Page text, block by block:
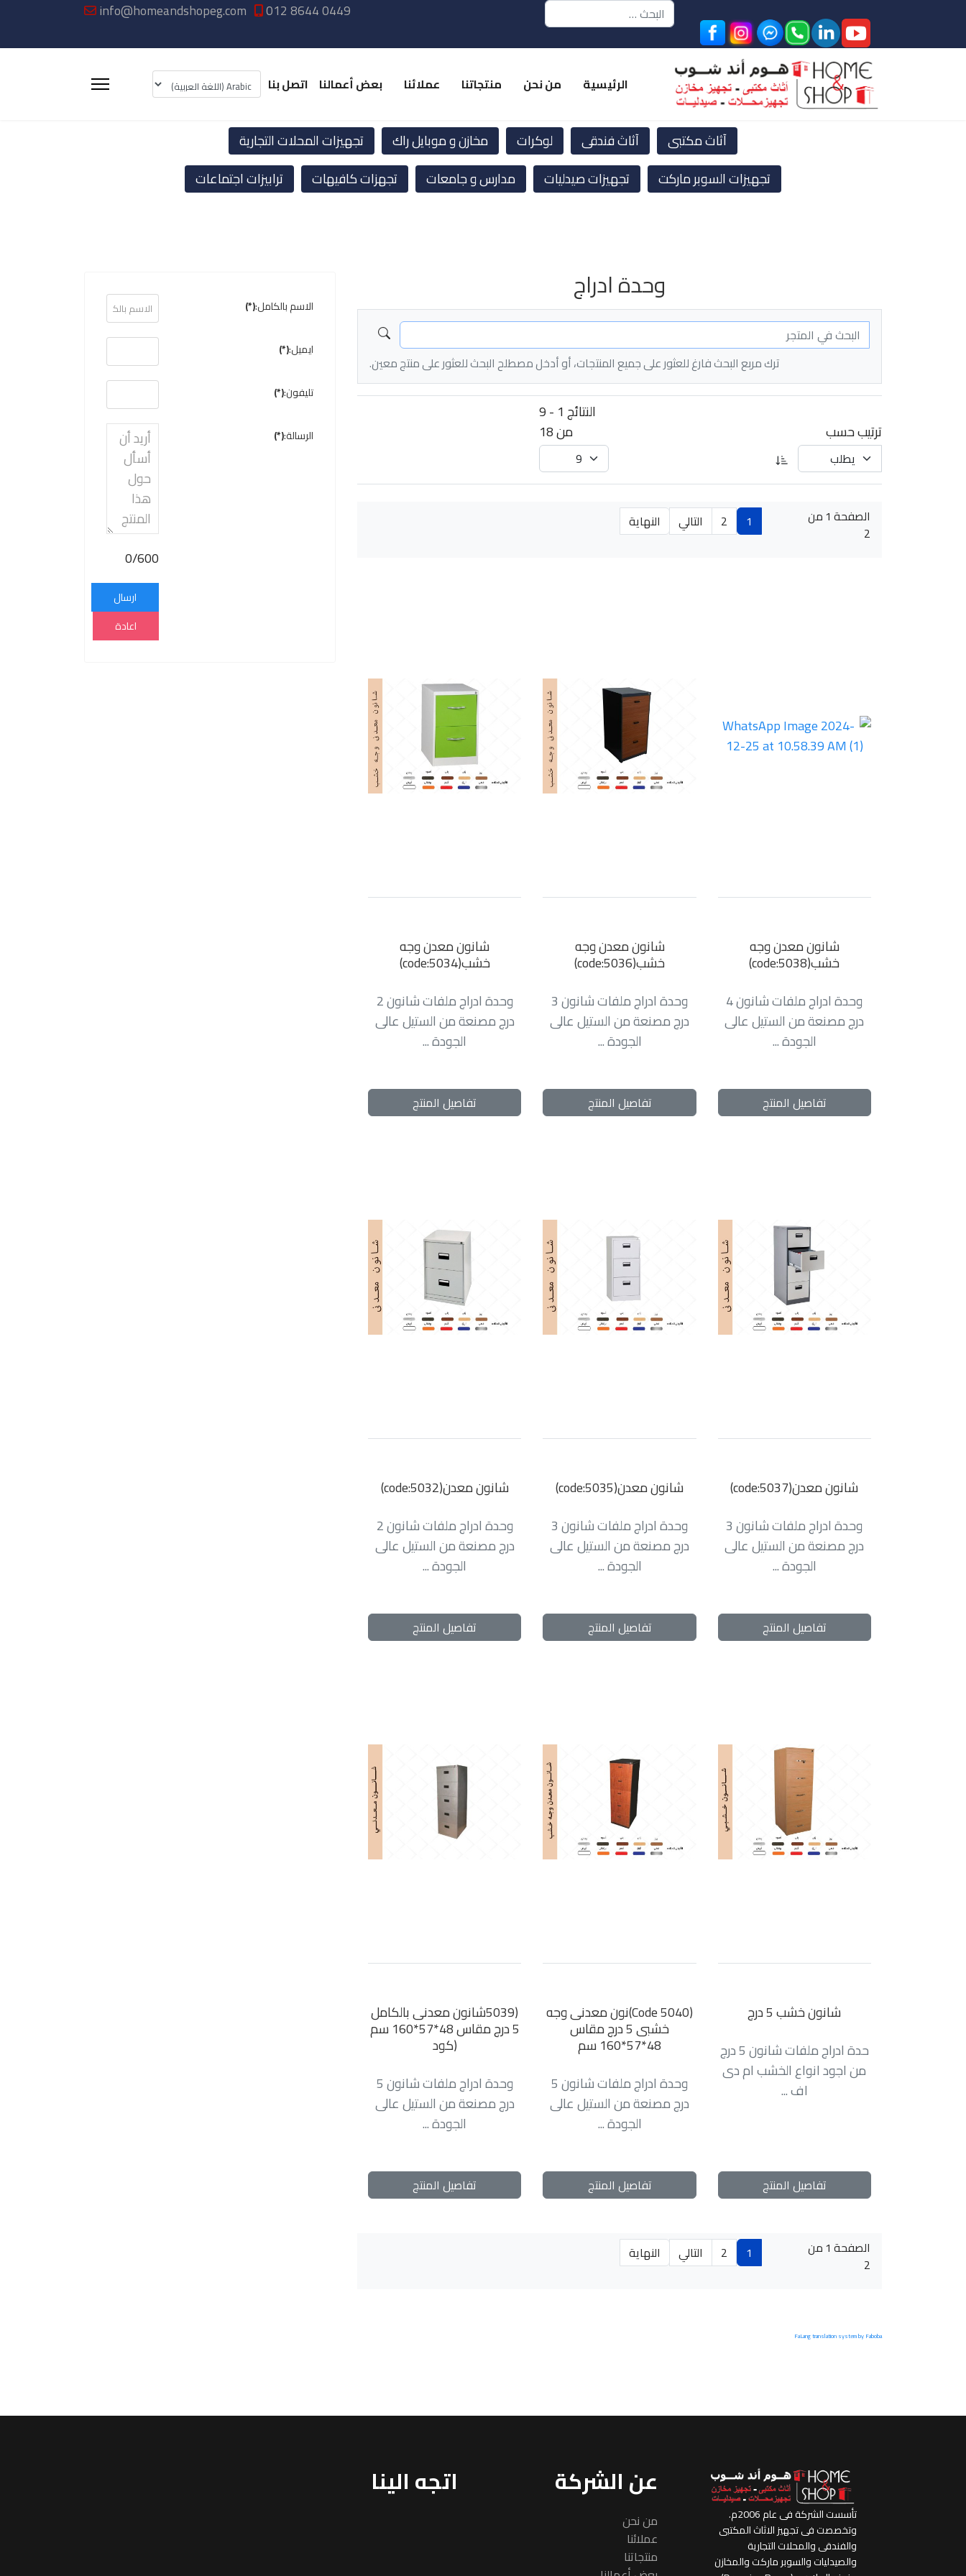
البحث 012 8644 0449
info@homeandshopeg.com
الرئيسية من نحن منتجاتنا عملائنا بعض أعمالنا اتصل بنا
آثاث مكتبى آثاث فندقى لوكرات مخازن و موبايل راك
تجهيزات المحلات التجارية
تجهيزات السوبر ماركت
تجهيزات صيدليات مدارس و جامعات تجهزات كافيهات ترابيزات اجتماعات
وحدة ادراج
ترك مربع البحث فارغ للعثور على جميع المنتجات، أو أدخل مصطلح البحث للعثور على منتج معين.
ترتيب حسب
النتائج 1 - 9
من 18
الصفحة 1 من
2
1
2 التالي النهاية
شانون معدن وجه
خشب(code:5038)
وحدة ادراج ملفات شانون 4
درج مصنعة من الستيل عالى
الجودة ...
تفاصيل المنتج
شانون معدن وجه
خشب(code:5036)
وحدة ادراج ملفات شانون 3
درج مصنعة من الستيل عالى
الجودة ...
تفاصيل المنتج
شانون معدن وجه
خشب(code:5034)
وحدة ادراج ملفات شانون 2
درج مصنعة من الستيل عالى
الجودة ...
تفاصيل المنتج
شانون معدن(code:5037)
وحدة ادراج ملفات شانون 3
درج مصنعة من الستيل عالى
الجودة ...
تفاصيل المنتج
شانون معدن(code:5035)
وحدة ادراج ملفات شانون 3
درج مصنعة من الستيل عالى
الجودة ...
تفاصيل المنتج
شانون معدن(code:5032)
وحدة ادراج ملفات شانون 2
درج مصنعة من الستيل عالى
الجودة ...
تفاصيل المنتج
شانون خشب 5 درج
حدة ادراج ملفات شانون 5 درج
من اجود انواع الخشب ام دى
اف ...
تفاصيل المنتج
(Code 5040)نون معدنى وجه
خشبى 5 درج مقاس
48*57*160 سم
وحدة ادراج ملفات شانون 5
درج مصنعة من الستيل عالى
الجودة ...
تفاصيل المنتج
(5039شانون معدنى بالكامل
5 درج مقاس 48*57*160 سم
(كود
وحدة ادراج ملفات شانون 5
درج مصنعة من الستيل عالى
الجودة ...
تفاصيل المنتج
الصفحة 1 من
2
1
2 التالي النهاية
FaLang translation system by Faboba
الاسم بالكامل:(*)
ايميل:(*)
تليفون:(*)
الرسالة:(*)
0/600
ارسال
اعادة
تأسست الشركة فى عام 2006م.
وتخصصت فى تجهيز الاثاث المكتبى
والفندقى والمحلات التجارية
والصيدليات والسوبر ماركت والمخازن
عن الشركة
من نحن
عملائنا
منتجاتنا
اتجه الينا